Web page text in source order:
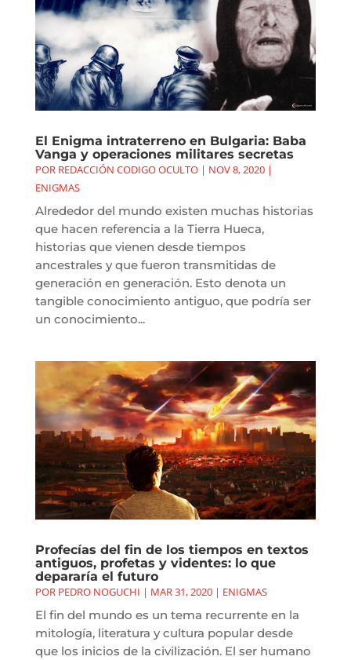
El Enigma intraterreno en Bulgaria: Baba
Vanga y operaciones militares secretas
POR REDACCIÓN CODIGO OCULTO| NOV 8, 2020|
ENIGMAS
Alrededor del mundo existen muchas historias
que hacen referencia a la Tierra Hueca,
historias que vienen desde tiempos
ancestrales y que fueron transmitidas de
generación en generación. Esto denota un
tangible conocimiento antiguo, que podría ser
un conocimiento...
Profecías del fin de los tiempos en textos
antiguos, profetas y videntes: lo que
depararía el futuro
POR PEDRO NOGUCHI | MAR 31, 2020| ENIGMAS
El fin del mundo es un tema recurrente en la
mitología, literatura y cultura popular desde
que los inicios de la civilización. El ser humano